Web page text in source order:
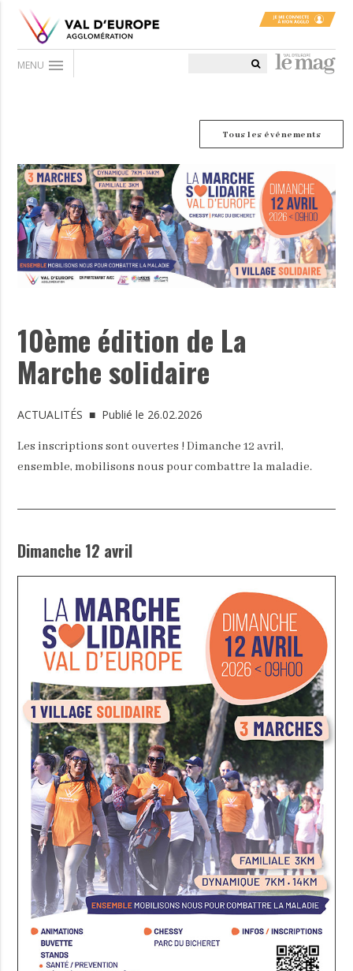
MENU menu
Tous les événements
10ème édition de La
Marche solidaire
ACTUALITÉS ■ Publié le 26.02.2026
Les inscriptions sont ouvertes ! Dimanche 12 avril,
ensemble, mobilisons nous pour combattre la maladie.
Dimanche 12 avril